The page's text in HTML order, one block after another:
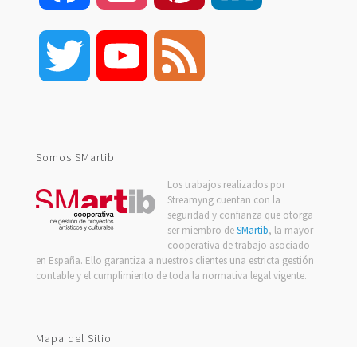
Twitter YouTube
Somos SMartib
Los trabajos realizados por
Streamyng cuentan con la
seguridad y confianza que otorga
ser miembro deSMartib, la mayor
cooperativa de trabajo asociado
en España. Ello garantiza a nuestros clientes una estricta gestión
contable y el cumplimiento de toda la normativa legal vigente.
Mapa del Sitio